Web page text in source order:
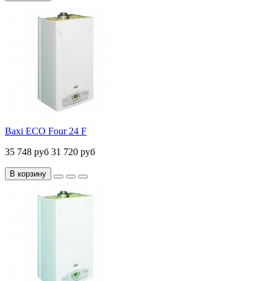
Baxi ECO Four 24 F
35 748 руб 31 720 руб
В корзину